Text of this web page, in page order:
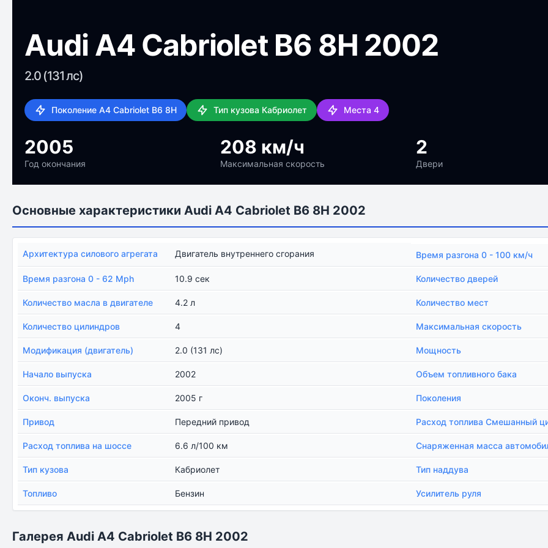
Audi A4 Cabriolet B6 8H 2002
2.0 (131 лс)
Поколение A4 Cabriolet B6 8H Тип кузова Кабриолет Места 4
2005
Год окончания
208 км/ч
Максимальная скорость
2
Двери
Основные характеристики Audi A4 Cabriolet B6 8H 2002
Архитектура силового агрегата Двигатель внутреннего сгорания Время разгона 0 - 100 км/ч
Время разгона 0 - 62 Mph 10.9 сек Количество дверей
Количество масла в двигателе 4.2 л Количество мест
Количество цилиндров 4 Максимальная скорость
Модификация (двигатель) 2.0 (131 лс) Мощность
Начало выпуска 2002 Объем топливного бака
Оконч. выпуска 2005 г Поколения
Привод Передний привод Расход топлива Смешанный
Расход топлива на шоссе 6.6 л/100 км Снаряженная масса
Тип кузова Кабриолет Тип наддува
Топливо Бензин Усилитель руля
Галерея Audi A4 Cabriolet B6 8H 2002